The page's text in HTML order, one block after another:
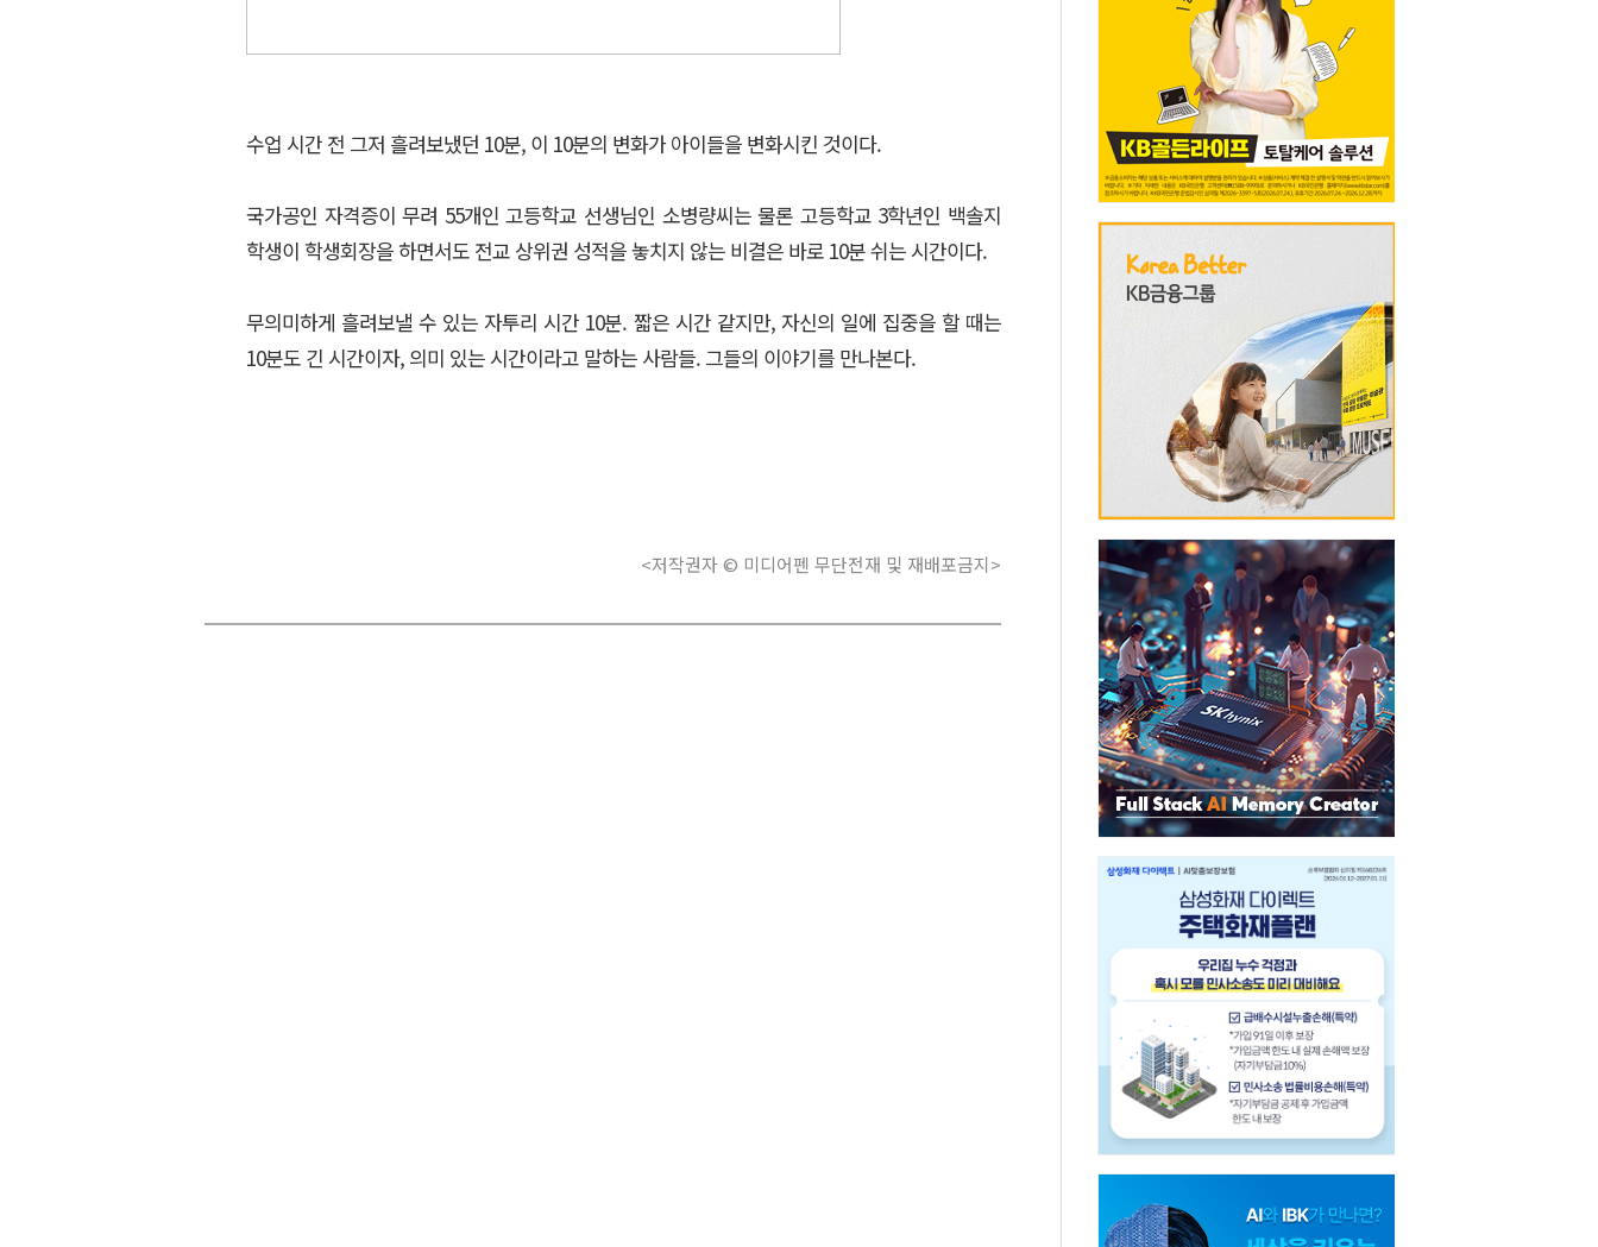
수업 시간 전 그저 흘려보냈던 10분, 이 10분의 변화가 아이들을 변화시킨 것이다.
국가공인 자격증이 무려 55개인 고등학교 선생님인 소병량씨는 물론 고등학교 3학년인 백솔지
학생이 학생회장을 하면서도 전교 상위권 성적을 놓치지 않는 비결은 바로 10분 쉬는 시간이다.
무의미하게 흘려보낼 수 있는 자투리 시간 10분. 짧은 시간 같지만, 자신의 일에 집중을 할 때는
10분도 긴 시간이자, 의미 있는 시간이라고 말하는 사람들. 그들의 이야기를 만나본다.
<저작권자 © 미디어펜 무단전재 및 재배포금지>